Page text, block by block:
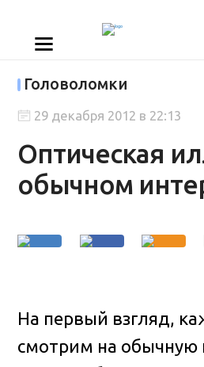
Головоломки
Оптическая
обычном
29 декабря 2012 в 22:13
На первый взгляд,
смотрим на обычную